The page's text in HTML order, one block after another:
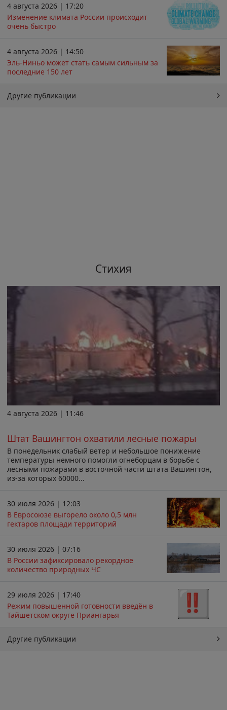
4 августа 2026 | 17:20
Изменение климата России происходит
очень быстро
4 августа 2026 | 14:50
Эль-Ниньо может стать самым сильным за
последние 150 лет
Другие публикации
Стихия
4 августа 2026 | 11:46
Штат Вашингтон охватили лесные пожары
В понедельник слабый ветер и небольшое понижение
температуры немного помогли огнеборцам в борьбе с
лесными пожарами в восточной части штата Вашингтон,
из-за которых 60000...
30 июля 2026 | 12:03
В Евросоюзе выгорело около 0,5 млн
гектаров площади территорий
30 июля 2026 | 07:16
В России зафиксировало рекордное
количество природных ЧС
29 июля 2026 | 17:40
Режим повышенной готовности введён в
Тайшетском округе Приангарья
Другие публикации